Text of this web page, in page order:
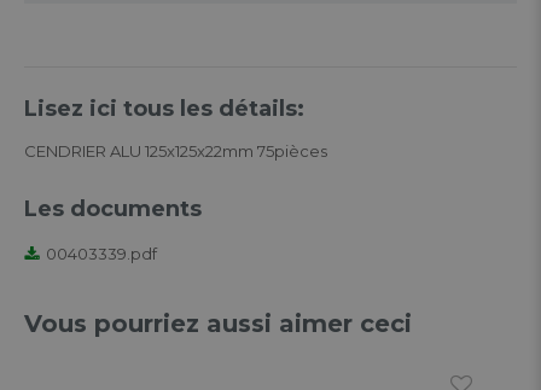
Lisez ici tous les détails:
CENDRIER ALU 125x125x22mm 75pièces
Les documents
00403339.pdf
Vous pourriez aussi aimer ceci